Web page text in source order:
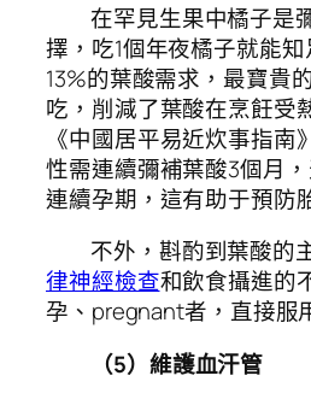
在罕見生果中橘子是
擇，吃1個年夜橘子就能
13%的葉酸需求，最寶貴
吃，削減了葉酸在烹飪受
《中國居平易近炊事指南
性需連續彌補葉酸3個月
連續孕期，這有助于預防
不外，斟酌到葉酸的
律神經檢查和飲食攝進的
孕、pregnant者，直接服
（5）維護血汗管